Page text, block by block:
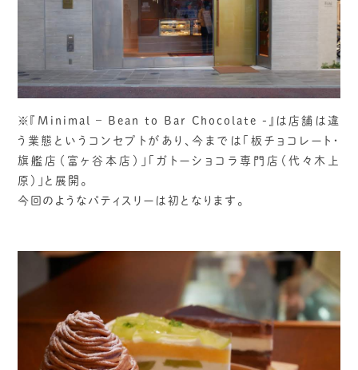
※『Minimal – Bean to Bar Chocolate -』は店舗は違
う業態というコンセプトがあり、今までは「板チョコレート・
旗艦店（富ヶ谷本店）」「ガトーショコラ専門店（代々木上
原）」と展開。
今回のようなパティスリーは初となります。